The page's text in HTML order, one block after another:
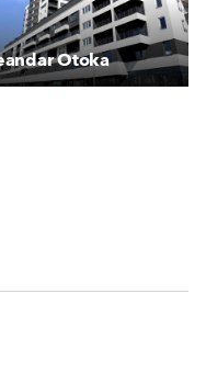
Otoka